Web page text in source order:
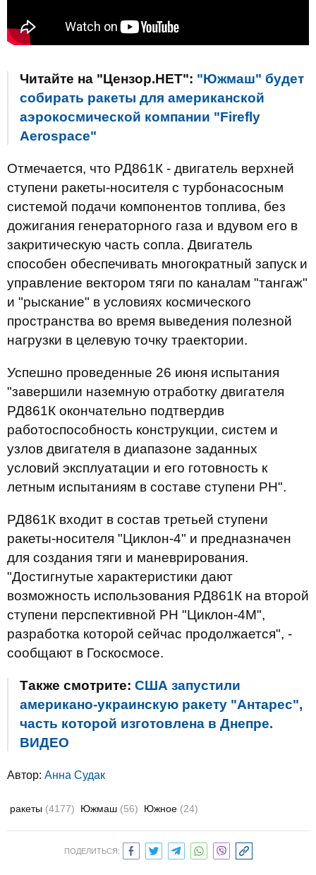
Читайте на "Цензор.НЕТ": "Южмаш" будет
собирать ракеты для американской
аэрокосмической компании "Firefly
Aerospace"
Отмечается, что РД861К - двигатель верхней
ступени ракеты-носителя с турбонасосным
системой подачи компонентов топлива, без
дожигания генераторного газа и вдувом его в
закритическую часть сопла. Двигатель
способен обеспечивать многократный запуск и
управление вектором тяги по каналам "тангаж"
и "рыскание" в условиях космического
пространства во время выведения полезной
нагрузки в целевую точку траектории.
Успешно проведенные 26 июня испытания
"завершили наземную отработку двигателя
РД861К окончательно подтвердив
работоспособность конструкции, систем и
узлов двигателя в диапазоне заданных
условий эксплуатации и его готовность к
летным испытаниям в составе ступени РН".
РД861К входит в состав третьей ступени
ракеты-носителя "Циклон-4" и предназначен
для создания тяги и маневрирования.
"Достигнутые характеристики дают
возможность использования РД861К на второй
ступени перспективной РН "Циклон-4М",
разработка которой сейчас продолжается", -
сообщают в Госкосмосе.
Также смотрите: США запустили
американо-украинскую ракету "Антарес",
часть которой изготовлена в Днепре.
ВИДЕО
Автор: Анна Судак
ракеты (4177) Южмаш (56) Южное (24)
ПОДЕЛИТЬСЯ: